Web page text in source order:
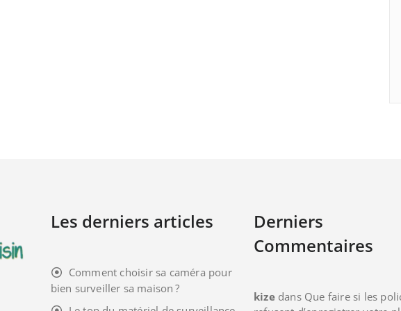
Les derniers articles
Comment choisir sa caméra pour
bien surveiller sa maison ?
Derniers
Commentaires
kizedans Que faire si les